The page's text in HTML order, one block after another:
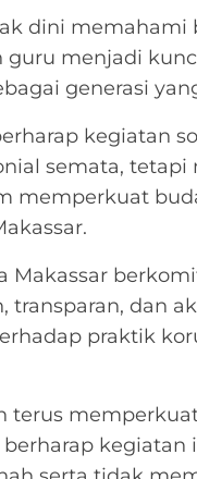
dini
guru menjadi
generasi
kegiatan
semata,
memperkuat
Makassar
transparan, dan
praktik
terus